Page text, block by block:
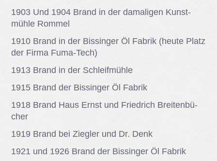
1903 Und 1904 Brand in der da­ma­li­gen Kunst­
müh­le Rom­mel
1910 Brand in der Bis­sin­ger Öl Fa­brik (heu­te Platz
der Fir­ma Fuma-Tech)
1913 Brand in der Schleif­müh­le
1915 Brand der Bis­sin­ger Öl Fa­brik
1918 Brand Haus Ernst und Fried­rich Brei­ten­bü­
cher
1919 Brand bei Zieg­ler und Dr. Denk
1921 und 1926 Brand der Bis­sin­ger Öl Fa­brik